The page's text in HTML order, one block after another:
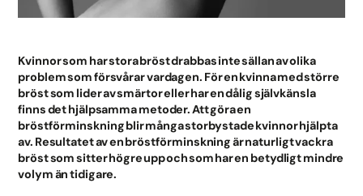
Kvinnor som har stora bröst drabbas inte sällan av olika
problem som försvårar vardagen. För en kvinna med större
bröst som lider av smärtor eller har en dålig självkänsla
finns det hjälpsamma metoder. Att göra en
bröstförminskning blir många storbystade kvinnor hjälpta
av. Resultatet av en bröstförminskning är naturligt vackra
bröst som sitter högre upp och som har en betydligt mindre
volym än tidigare.